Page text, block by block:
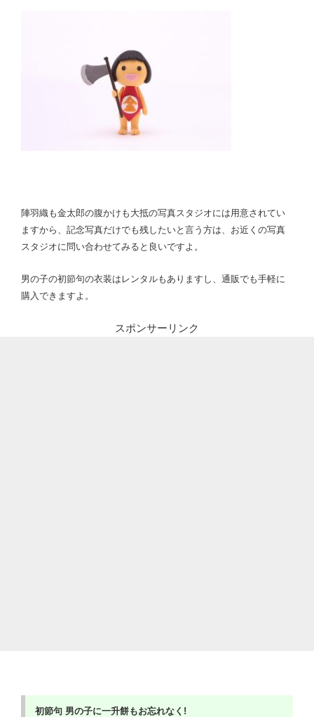
陣羽織も金太郎の腹かけも 大抵の写真スタジオには用意されてい
ますから、記念写真だけでも残したいと言う方は、お近くの写真
スタジオに問い合わせてみると良いですよ。
男の子の初節句の衣装はレンタルもありますし、通販でも手軽に
購入できますよ。
スポンサーリンク
初節句 男の子に一升餅もお忘れなく!